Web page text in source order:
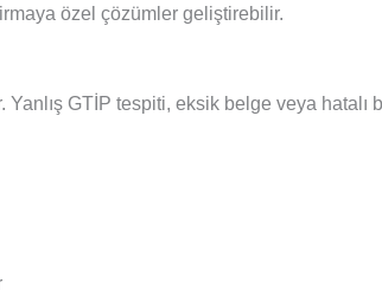
özel çözümler geliştirebilir.
GTİP tespiti, eksik belge veya